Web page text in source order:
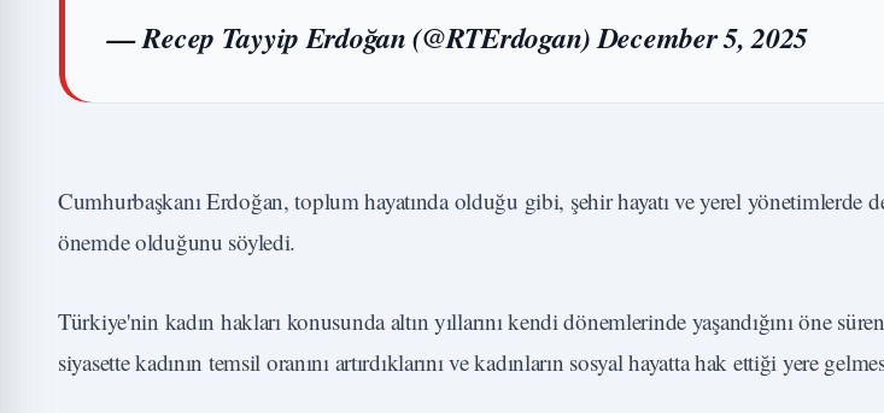
— Recep Tayyip Erdoğan (@RTErdogan)December 5, 2025
Cumhurbaşkanı Erdoğan, toplum hayatında olduğu gibi, şehir hayatı ve yerel yönetimlerde
önemde olduğunu söyledi.
Türkiye'nin kadın hakları konusunda altın yıllarını kendi dönemlerinde yaşandığını öne
siyasette kadının temsil oranını artırdıklarını ve kadınların sosyal hayatta hak ettiği yere